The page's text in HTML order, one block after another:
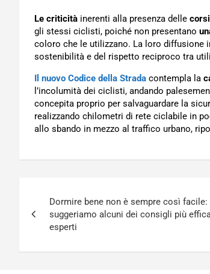
Le criticità inerenti alla presenza delle
gli stessi ciclisti, poiché non presentano
coloro che le utilizzano. La loro diffusione
sostenibilità e del rispetto reciproco tra
Il nuovo Codice della Strada contempla la
l’incolumità dei ciclisti, andando
concepita proprio per salvaguardare la
realizzando chilometri di rete ciclabile in
allo sbando in mezzo al traffico urbano,
articoli
Dormire bene non è sempre così facile:
suggeriamo alcuni dei consigli più
esperti